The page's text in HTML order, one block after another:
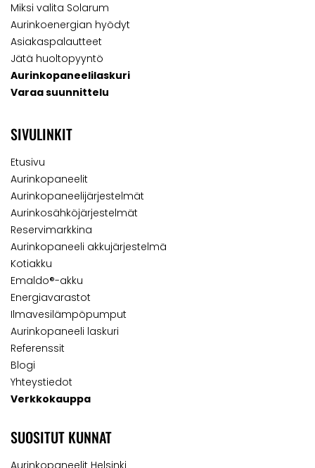
Miksi valita Solarum
Aurinkoenergian hyödyt
Asiakaspalautteet
Jätä huoltopyyntö
Aurinkopaneelilaskuri
Varaa suunnittelu
SIVULINKIT
Etusivu
Aurinkopaneelit
Aurinkopaneelijärjestelmät
Aurinkosähköjärjestelmät
Reservimarkkina
Aurinkopaneeli akkujärjestelmä
Kotiakku
Emaldo®-akku
Energiavarastot
Ilmavesilämpöpumput
Aurinkopaneeli laskuri
Referenssit
Blogi
Yhteystiedot
Verkkokauppa
SUOSITUT KUNNAT